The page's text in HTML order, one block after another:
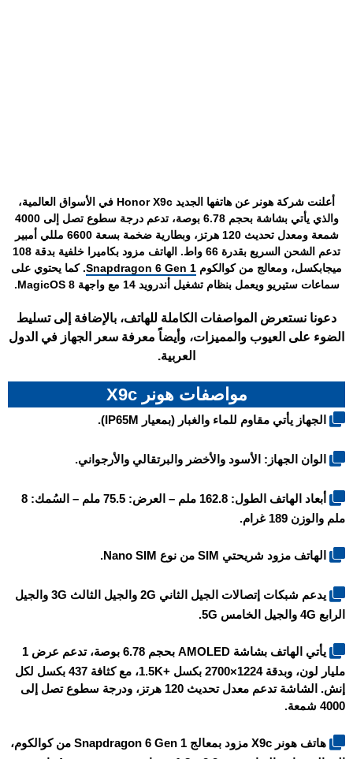
أعلنت شركة هونر عن هاتفها الجديد Honor X9c في الأسواق العالمية،
والذي يأتي بشاشة بحجم 6.78 بوصة، تدعم درجة سطوع تصل إلى 4000
شمعة ومعدل تحديث 120 هرتز، وبطارية ضخمة بسعة 6600 مللي أمبير
تدعم الشحن السريع بقدرة 66 واط. الهاتف مزود بكاميرا خلفية بدقة 108
ميجابكسل، ومعالج من كوالكوم Snapdragon 6 Gen 1. كما يحتوي على
سماعات ستيريو ويعمل بنظام تشغيل أندرويد 14 مع واجهة MagicOS 8.
دعونا نستعرض المواصفات الكاملة للهاتف، بالإضافة إلى تسليط
الضوء على العيوب والمميزات، وأيضاً معرفة سعر الجهاز في الدول
العربية.
مواصفات هونر X9c
الجهاز يأتي مقاوم للماء والغبار (بمعيار IP65M).
الوان الجهاز: الأسود والأخضر والبرتقالي والأرجواني.
أبعاد الهاتف الطول: 162.8 ملم – العرض: 75.5 ملم – السُمك: 8
ملم والوزن 189 غرام.
الهاتف مزود شريحتي SIM من نوع Nano SIM.
يدعم شبكات إتصالات الجيل الثاني 2G والجيل الثالث 3G والجيل
الرابع 4G والجيل الخامس 5G.
يأتي الهاتف بشاشة AMOLED بحجم 6.78 بوصة، تدعم عرض 1
مليار لون، وبدقة 1224×2700 بكسل +1.5K، مع كثافة 437 بكسل لكل
إنش. الشاشة تدعم معدل تحديث 120 هرتز، ودرجة سطوع تصل إلى
4000 شمعة.
هاتف هونر X9c مزود بمعالج Snapdragon 6 Gen 1 من كوالكوم،